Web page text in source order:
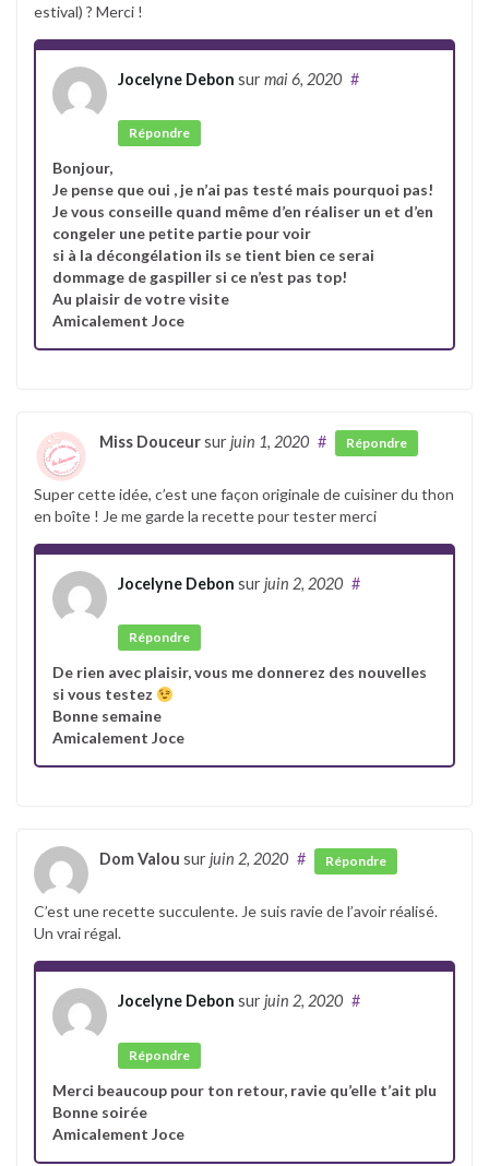
estival) ? Merci !
Jocelyne Debon sur mai 6, 2020 #
Répondre
Bonjour,
Je pense que oui , je n’ai pas testé mais pourquoi pas!
Je vous conseille quand même d’en réaliser un et d’en
congeler une petite partie pour voir
si à la décongélation ils se tient bien ce serai
dommage de gaspiller si ce n’est pas top!
Au plaisir de votre visite
Amicalement Joce
Miss Douceursur juin 1, 2020 # Répondre
Super cette idée, c’est une façon originale de cuisiner du thon
en boîte ! Je me garde la recette pour tester merci
Jocelyne Debon sur juin 2, 2020 #
Répondre
De rien avec plaisir, vous me donnerez des nouvelles
si vous testez
Bonne semaine
Amicalement Joce
Dom Valou sur juin 2, 2020 # Répondre
C’est une recette succulente. Je suis ravie de l’avoir réalisé.
Un vrai régal.
Jocelyne Debon sur juin 2, 2020 #
Répondre
Merci beaucoup pour ton retour, ravie qu’elle t’ait plu
Bonne soirée
Amicalement Joce